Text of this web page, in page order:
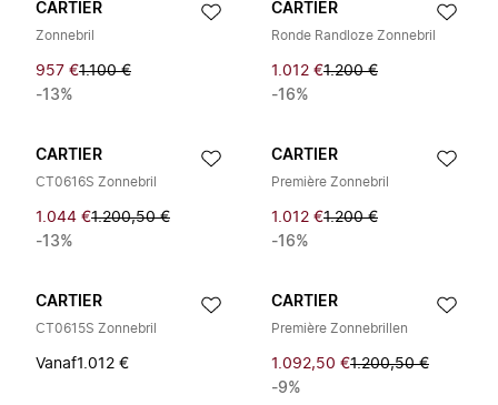
CARTIER
Zonnebril
957 €1.100 €
-13%
CARTIER
Ronde Randloze Zonnebril
1.012 €1.200 €
-16%
CARTIER
CT0616S Zonnebril
1.044 €1.200,50 €
-13%
CARTIER
Première Zonnebril
1.012 €1.200 €
-16%
CARTIER
CT0615S Zonnebril
Vanaf1.012 €
CARTIER
Première Zonnebrillen
1.092,50 €1.200,50 €
-9%